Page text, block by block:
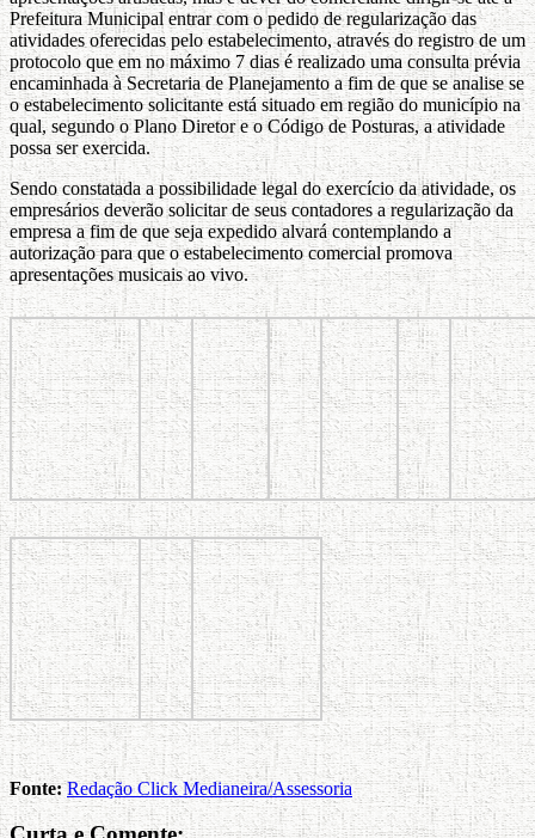
Prefeitura Municipal entrar com o pedido de regularização das
atividades oferecidas pelo estabelecimento, através do registro de um
protocolo que em no máximo 7 dias é realizado uma consulta prévia
encaminhada à Secretaria de Planejamento a fim de que se analise se
o estabelecimento solicitante está situado em região do município na
qual, segundo o Plano Diretor e o Código de Posturas, a atividade
possa ser exercida.
Sendo constatada a possibilidade legal do exercício da atividade, os
empresários deverão solicitar de seus contadores a regularização da
empresa a fim de que seja expedido alvará contemplando a
autorização para que o estabelecimento comercial promova
apresentações musicais ao vivo.
Fonte: Redação Click Medianeira/Assessoria